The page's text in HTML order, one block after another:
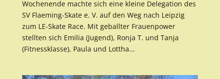
Wochenende machte sich eine kleine Delegation des
SV Flaeming-Skate e. V. auf den Weg nach Leipzig
zum LE-Skate Race. Mit geballter Frauenpower
stellten sich Emilia (Jugend), Ronja T. und Tanja
(Fitnessklasse), Paula und Lottha...